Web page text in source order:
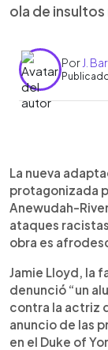
ola de
Por J.
La nueva
protagonizada
Anewudah-
ataques
obra es
Jamie Lloyd, la
denunció “un
contra la actriz
anuncio de las
en el Duke of